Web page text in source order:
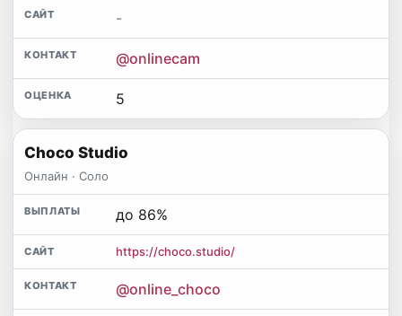
-
@onlinecam
5
Choco Studio
Онлайн · Соло
до 86%
https://choco.studio/
@online_choco